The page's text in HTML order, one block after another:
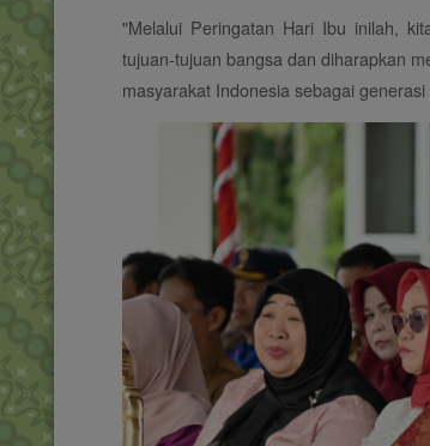
"Melalui Peringatan Hari Ibu inilah,
tujuan-tujuan bangsa dan diharapkan
masyarakat Indonesia sebagai